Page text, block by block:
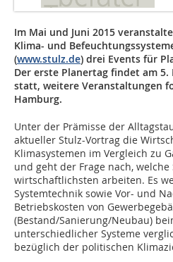
Im Mai und Juni 2015
Klima- und
(www.stulz.de) drei Events für
Der erste Planertag findet am 5.
statt, weitere Veranstaltungen
Hamburg.
Unter der Prämisse der
aktueller Stulz-Vortrag die
Klimasystemen im Vergleich zu
und geht der Frage nach, welche
wirtschaftlichsten arbeiten. Es
Systemtechnik sowie Vor- und
Betriebskosten von
(Bestand/Sanierung/Neubau)
unterschiedlicher Systeme
bezüglich der politischen